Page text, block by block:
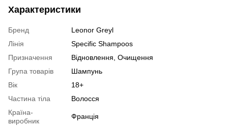
Характеристики
Бренд
Leonor Greyl
Лінія
Specific Shampoos
Призначення
Відновлення, Очищення
Група товарів
Шампунь
Вік
18+
Частина тіла
Волосся
Країна-
виробник
Франція